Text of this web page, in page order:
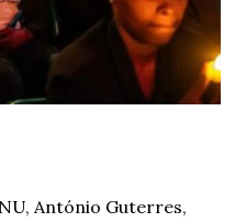
António Guterres,